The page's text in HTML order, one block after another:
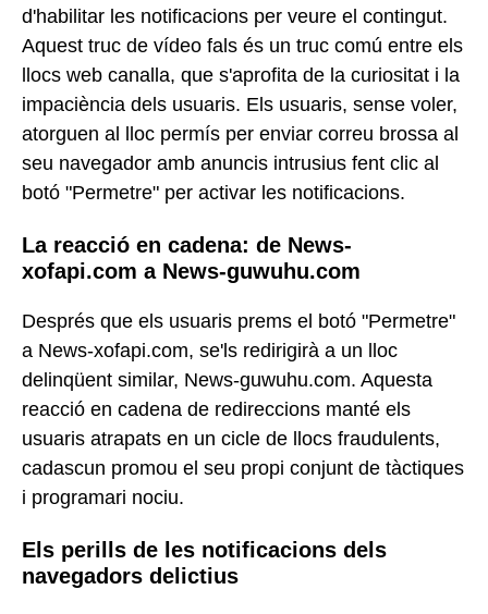
d'habilitar les notificacions per veure el contingut.
Aquest truc de vídeo fals és un truc comú entre els
llocs web canalla, que s'aprofita de la curiositat i la
impaciència dels usuaris. Els usuaris, sense voler,
atorguen al lloc permís per enviar correu brossa al
seu navegador amb anuncis intrusius fent clic al
botó "Permetre" per activar les notificacions.
La reacció en cadena: de News-
xofapi.com a News-guwuhu.com
Després que els usuaris prems el botó "Permetre"
a News-xofapi.com, se'ls redirigirà a un lloc
delinqüent similar, News-guwuhu.com. Aquesta
reacció en cadena de redireccions manté els
usuaris atrapats en un cicle de llocs fraudulents,
cadascun promou el seu propi conjunt de tàctiques
i programari nociu.
Els perills de les notificacions dels
navegadors delictius